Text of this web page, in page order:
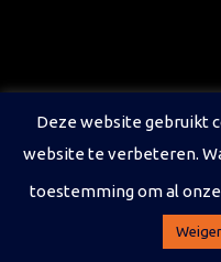
Deze website gebruikt
website te verbeteren.
toestemming om al